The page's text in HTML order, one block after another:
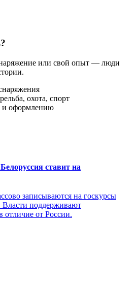
или свой опыт — люди
охота, спорт
и оформлению
ставит на
записываются на госкурсы
Власти поддерживают
отличие от России.